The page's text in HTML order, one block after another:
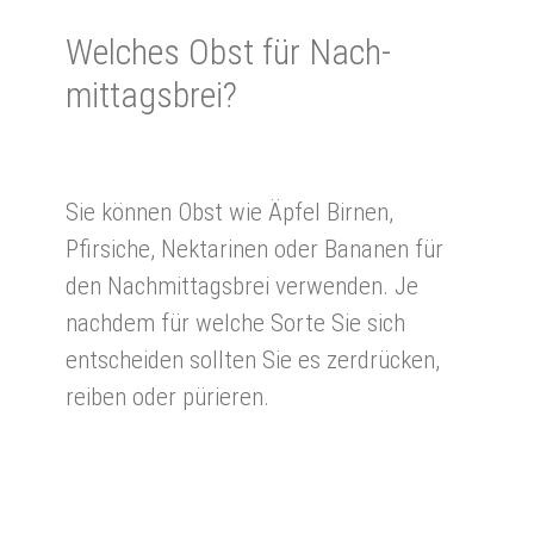
Wel­ches Obst für Nach­
mittags­brei?
Sie können Obst wie Äpfel Birnen,
Pfirsiche, Nektarinen oder Bananen für
den Nachmittagsbrei verwenden. Je
nachdem für welche Sorte Sie sich
entscheiden sollten Sie es zerdrücken,
reiben oder pürieren.